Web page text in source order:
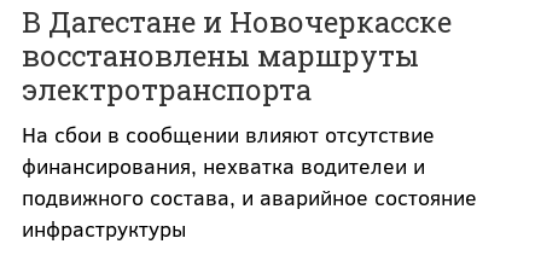
В Дагестане и Новочеркасске
восстановлены маршруты
электротранспорта
На сбои в сообщении влияют отсутствие
финансирования, нехватка водителеи и
подвижного состава, и аварийное состояние
инфраструктуры